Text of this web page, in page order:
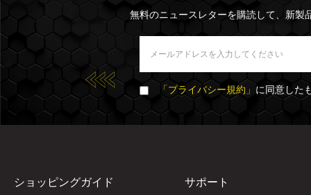
無料のニュースレターを購読して、新製
「プライバシー規約」 に同意した
ショッピングガイド サポート